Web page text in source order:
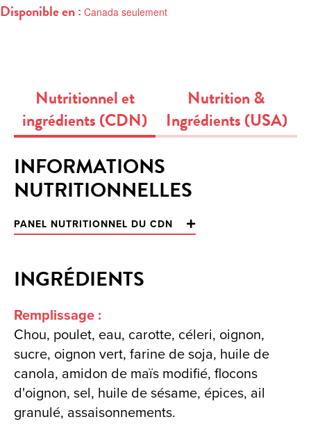
Disponible en : Canada seulement
Nutritionnel et
ingrédients (CDN)
Nutrition &
Ingrédients (USA)
INFORMATIONS
NUTRITIONNELLES
PANEL NUTRITIONNEL DU CDN
INGRÉDIENTS
Remplissage :
Chou, poulet, eau, carotte, céleri, oignon,
sucre, oignon vert, farine de soja, huile de
canola, amidon de maïs modifié, flocons
d'oignon, sel, huile de sésame, épices, ail
granulé, assaisonnements.